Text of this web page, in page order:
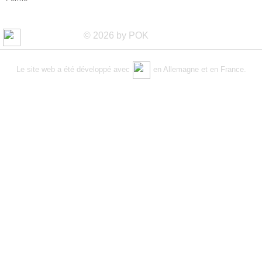
© 2026 by POK
Le site web a été développé avec en Allemagne et en France.